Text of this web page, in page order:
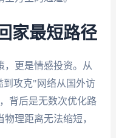
家最短路径
，更是情感投资。从
到攻克"网络从国外访
背后是无数次优化路
理距离无法缩短，